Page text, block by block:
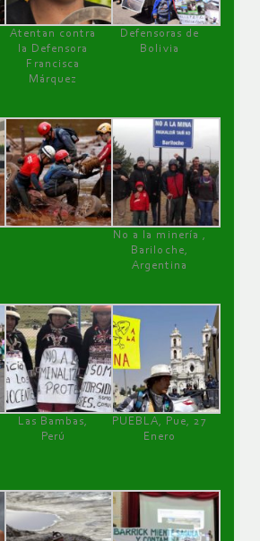
Atentan contra
la Defensora
Francisca
Márquez
Defensoras de
Bolivia
No a la minería ,
Bariloche,
Argentina
Las Bambas,
Perú
PUEBLA, Pue, 27
Enero